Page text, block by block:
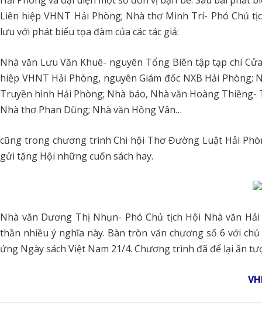
Liên hiệp VHNT Hải Phòng; Nhà thơ Minh Trí- Phó Chủ
lưu với phát biểu tọa đàm của các tác giả:
Nhà văn Lưu Văn Khuê- nguyên Tổng Biên tập tạp chí
hiệp VHNT Hải Phòng, nguyên Giám đốc NXB Hải
Truyền hình Hải Phòng; Nhà báo, Nhà văn Hoàng
Nhà thơ Phan Dũng; Nhà văn Hồng Vân…
cũng trong chương trình Chi hội Thơ Đường Luật Hải
gửi tặng Hội những cuốn sách hay.
Nhà văn Dương Thị Nhụn- Phó Chủ tịch Hội Nhà văn
thần nhiều ý nghĩa này. Bàn tròn văn chương số 6 với
ứng Ngày sách Việt Nam 21/4. Chương trình đã để lại ấn